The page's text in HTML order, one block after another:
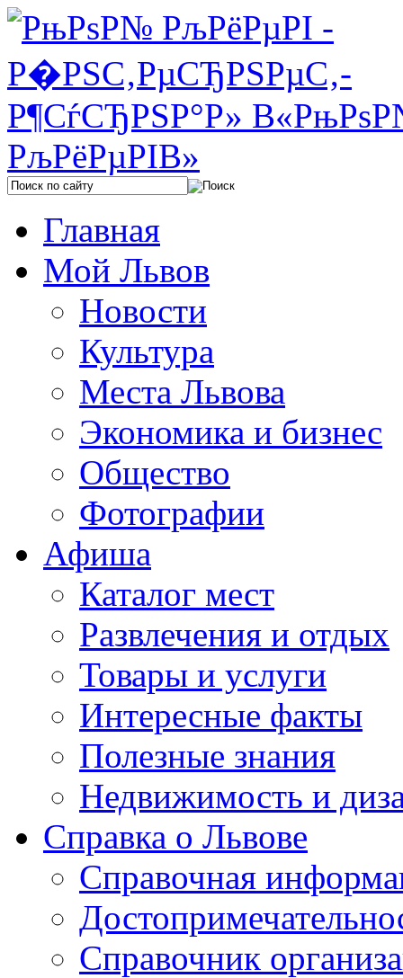
Главная
Мой Львов
Новости
Культура
Места Львова
Экономика и бизнес
Общество
Фотографии
Афиша
Каталог мест
Развлечения и отдых
Товары и услуги
Интересные факты
Полезные знания
Недвижимость и
Справка о Львове
Справочная
Справочник